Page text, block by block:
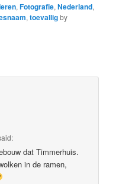
,Fotografie,Nederland,
,toevalligby
dat Timmerhuis.
in de ramen,